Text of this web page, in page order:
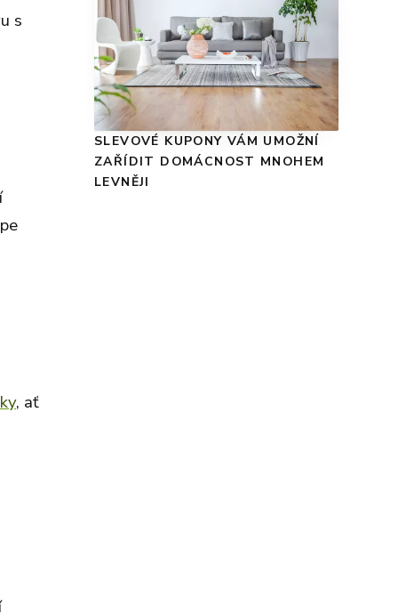
s
, ať
SLEVOVÉ KUPONY VÁM UMOŽNÍ
ZAŘÍDIT DOMÁCNOST MNOHEM
LEVNĚJI